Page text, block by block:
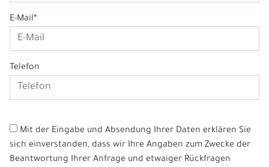
E-Mail*
Telefon
Mit der Eingabe und Absendung Ihrer Daten erklären Sie
sich einverstanden, dass wir Ihre Angaben zum Zwecke der
Beantwortung Ihrer Anfrage und etwaiger Rückfragen